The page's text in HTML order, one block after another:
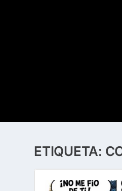
ETIQUETA: